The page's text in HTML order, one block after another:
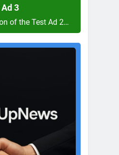
3
of the Test Ad 2…